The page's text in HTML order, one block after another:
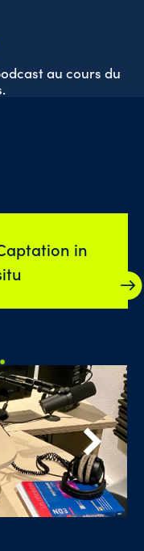
au cours du
in